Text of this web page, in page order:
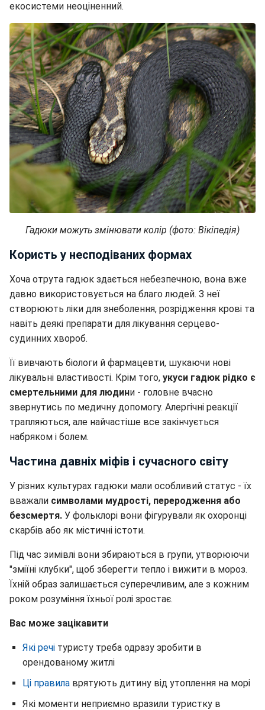
екосистеми неоціненний.
Гадюки можуть змінювати колір (фото: Вікіпедія)
Користь у несподіваних формах
Хоча отрута гадюк здається небезпечною, вона вже
давно використовується на благо людей. З неї
створюють ліки для знеболення, розрідження крові та
навіть деякі препарати для лікування серцево-
судинних хвороб.
Її вивчають біологи й фармацевти, шукаючи нові
лікувальні властивості. Крім того, укуси гадюк рідко є
смертельними для людини - головне вчасно
звернутись по медичну допомогу. Алергічні реакції
трапляються, але найчастіше все закінчується
набряком і болем.
Частина давніх міфів і сучасного світу
У різних культурах гадюки мали особливий статус - їх
вважали символами мудрості, переродження або
безсмертя. У фольклорі вони фігурували як охоронці
скарбів або як містичні істоти.
Під час зимівлі вони збираються в групи, утворюючи
"зміїні клубки", щоб зберегти тепло і вижити в мороз.
Їхній образ залишається суперечливим, але з кожним
роком розуміння їхньої ролі зростає.
Вас може зацікавити
Які речі туристу треба одразу зробити в
орендованому житлі
Ці правила врятують дитину від утоплення на морі
Які моменти неприємно вразили туристку в